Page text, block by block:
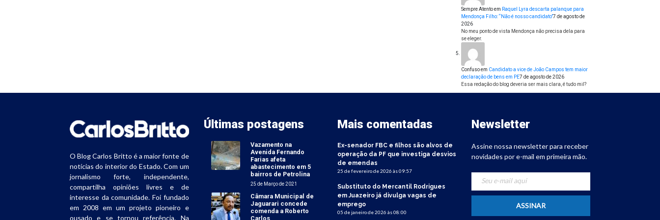
Sempre Atentoem Raquel Lyra descarta palanque para
Mendonça Filho: “Não é nosso candidato”7 de agosto de
2026
No meu ponto de vista Mendonça não precisa dela para
se eleger.
Confusoem Candidato a vice de João Campos tem maior
declaração de bens em PE7 de agosto de 2026
Essa redação do blog deveria ser mais clara, é tudo mil?
O Blog Carlos Britto é a maior fonte de
notícias do interior do Estado. Com um
jornalismo forte, independente,
compartilha opiniões livres e de
interesse da comunidade. Foi fundado
em 2008 em um projeto pioneiro e
ousado e se tornou referência. Na
Últimas postagens
Vazamento na
Avenida Fernando
Farias afeta
abastecimento em 5
bairros de Petrolina
25 de Março de 2021
Câmara Municipal de
Jaguarari concede
comenda a Roberto
Carlos
Mais comentadas
Ex-senador FBC e filhos são alvos de
operação da PF que investiga desvios
de emendas
25 de fevereiro de 2026 às 09:57
Substituto do Mercantil Rodrigues
em Juazeiro já divulga vagas de
emprego
05 de janeiro de 2026 às 08:00
Newsletter
Assine nossa newsletter para receber
novidades por e-mail em primeira mão.